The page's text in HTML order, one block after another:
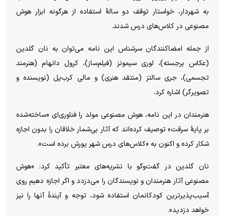
به شهردار، خواستار توقف دو سالهٔ استفاده از هرگونه ابزار هوش
مصنوعی در کلاس‌های درس شدند.
از جمله امضاکنندگان سرشناس این نامه می‌توان به نان گلدین
(عکاس برجسته)، لوری سیمونز (فیلم‌ساز)، کرول دانهام (هنرمند
تجسمی)، جری سالتز (منتقد هنری) و مالی کرب‌پل (نویسنده و
تصویرگر) اشاره کرد.
هنرمندان در این نامه، هوش مصنوعی مولد را فناوری‌ای «ساخته‌شده
بر پایهٔ سرقت» توصیف کرده‌اند که آثار بی‌شمار خلاقان را بدون اجازه
شکار کرده و اکنون به «کلاس‌های درس شهر یورش برده است».
نان گلدین در گفت‌و‌گو با نشریه‌های معتبر تأکید کرد: «هوش
مصنوعی آثار هنرمندان و نویسندگان را می‌دزدد و اگر اجازه دهیم روی
آسیب‌پذیرترین کودکانمان استفاده شود، توجه و آیندهٔ آنها را نیز
خواهد دزدید».